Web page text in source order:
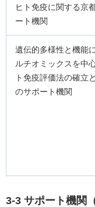
ヒト免疫に関する京
ート機関
遺伝的多様性と機能
ルチオミックスを中
ト免疫評価法の確立
のサポート機関
3-3 サポート機関